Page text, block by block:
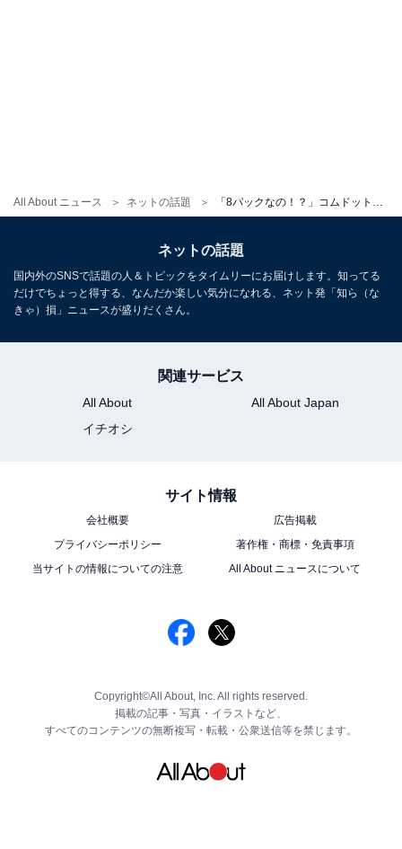
All About ニュース ネットの話題
ネットの話題
国内外のSNSで話題の人＆トピックをタイムリーにお届けします。知ってる
だけでちょっと得する、なんだか楽しい気分になれる、ネット発「知ら（な
きゃ）損」ニュースが盛りだくさん。
関連サービス
All About
All About Japan
イチオシ
サイト情報
会社概要
広告掲載
プライバシーポリシー
著作権・商標・免責事項
当サイトの情報についての注意
All About ニュースについて
Copyright©All About, Inc. All rights reserved.
掲載の記事・写真・イラストなど、
すべてのコンテンツの無断複写・転載・公衆送信等を禁じます。